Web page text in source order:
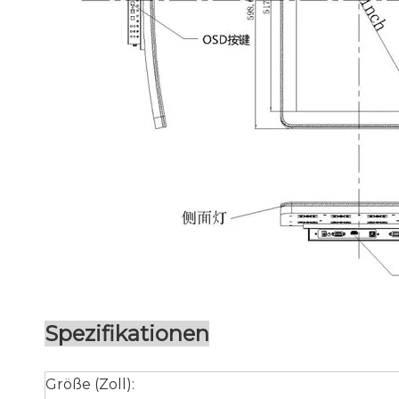
Spezifikationen
Größe (Zoll):